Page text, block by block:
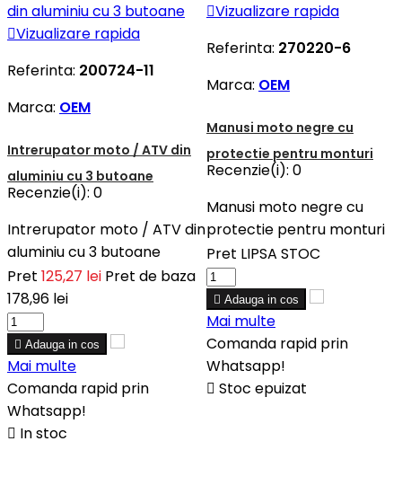
Vizualizare rapida
Referinta: 200724-11
Marca: OEM
Intrerupator moto / ATV din
aluminiu cu 3 butoane
Recenzie(i): 0
Intrerupator moto / ATV din
aluminiu cu 3 butoane
Pret 125,27 lei Pret de baza
178,96 lei
 Adauga in cos
Mai multe
Comanda rapid prin
Whatsapp!
 In stoc
Vizualizare rapida
Referinta: 270220-6
Marca: OEM
Manusi moto negre cu
protectie pentru monturi
Recenzie(i): 0
Manusi moto negre cu
protectie pentru monturi
Pret LIPSA STOC
 Adauga in cos
Mai multe
Comanda rapid prin
Whatsapp!
 Stoc epuizat